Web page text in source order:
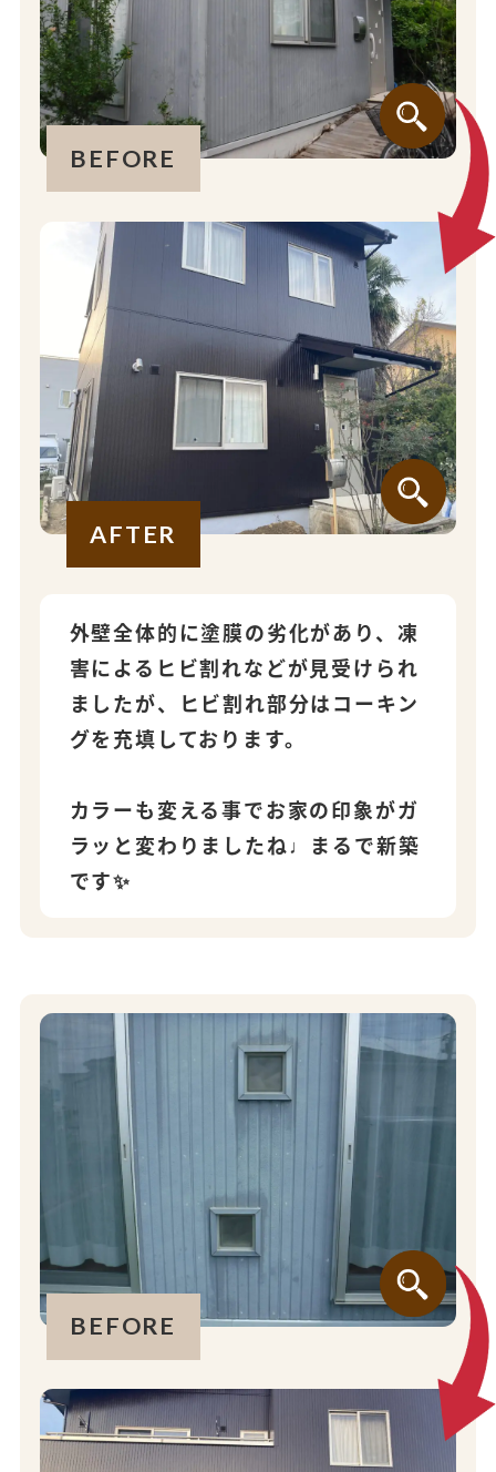
BEFORE
AFTER
外壁全体的に塗膜の劣化があり、凍
害によるヒビ割れなどが見受けられ
ましたが、ヒビ割れ部分はコーキン
グを充填しております。
カラーも変える事でお家の印象がガ
ラッと変わりましたね♩まるで新築
です✨
BEFORE